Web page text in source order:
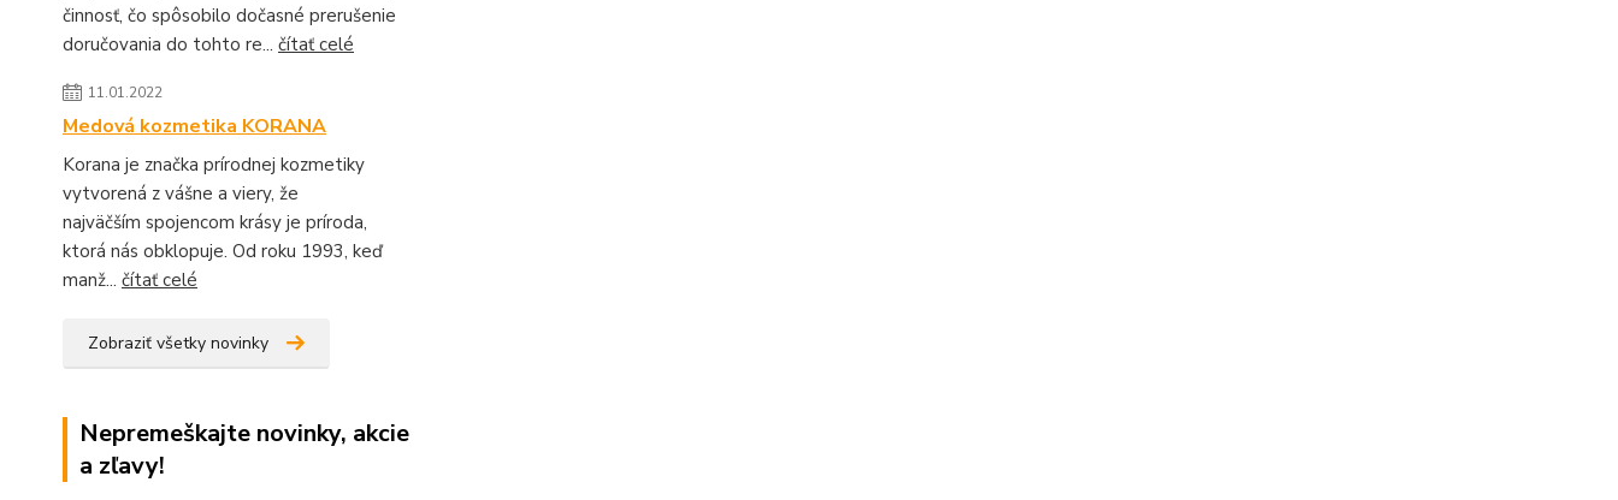
činnosť, čo spôsobilo dočasné prerušenie
doručovania do tohto re... čítať celé
11.01.2022
Medová kozmetika KORANA
Korana je značka prírodnej kozmetiky
vytvorená z vášne a viery, že
najväčším spojencom krásy je príroda,
ktorá nás obklopuje. Od roku 1993, keď
manž... čítať celé
Zobraziť všetky novinky
Nepremeškajte novinky, akcie
a zľavy!